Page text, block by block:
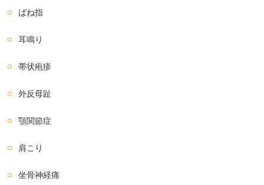
ばね指
耳鳴り
帯状疱疹
外反母趾
顎関節症
肩こり
坐骨神経痛